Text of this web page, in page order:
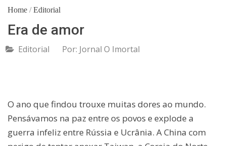
Home / Editorial
Era de amor
Editorial Por: Jornal O Imortal
O ano que findou trouxe muitas dores ao mundo.
Pensávamos na paz entre os povos e explode a
guerra infeliz entre Rússia e Ucrânia. A China com